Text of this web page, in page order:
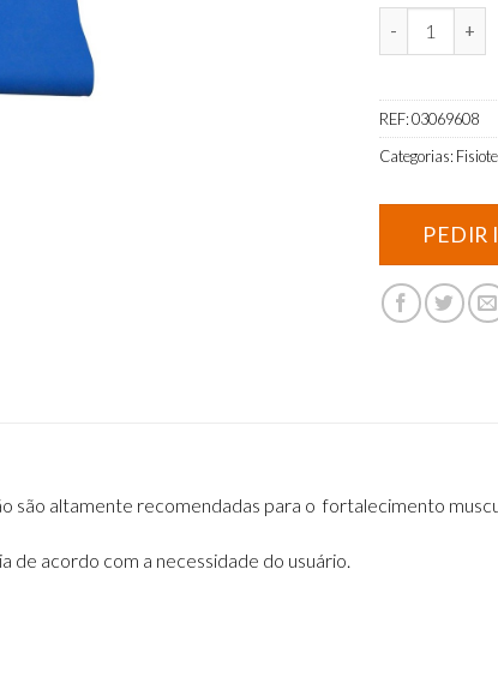
REF:03069608
Categorias:
são altamente recomendadas para o fortalecimento
de acordo com a necessidade do usuário.